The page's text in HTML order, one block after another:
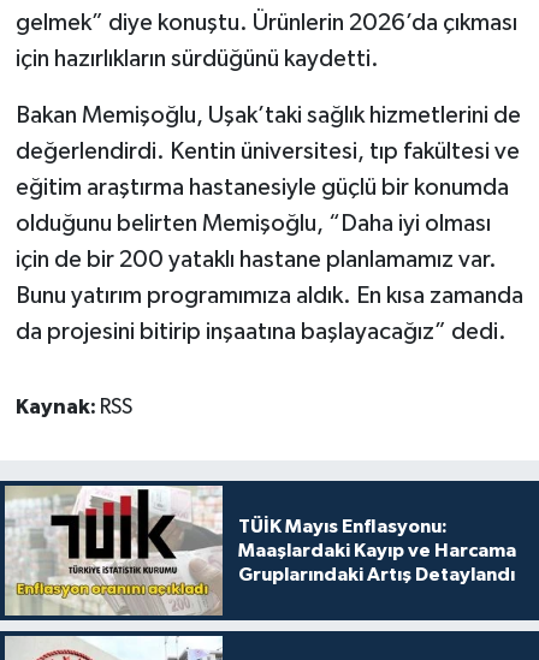
gelmek” diye konuştu. Ürünlerin 2026’da çıkması
için hazırlıkların sürdüğünü kaydetti.
Bakan Memişoğlu, Uşak’taki sağlık hizmetlerini de
değerlendirdi. Kentin üniversitesi, tıp fakültesi ve
eğitim araştırma hastanesiyle güçlü bir konumda
olduğunu belirten Memişoğlu, “Daha iyi olması
için de bir 200 yataklı hastane planlamamız var.
Bunu yatırım programımıza aldık. En kısa zamanda
da projesini bitirip inşaatına başlayacağız” dedi.
Kaynak: RSS
TÜİK Mayıs Enflasyonu:
Maaşlardaki Kayıp ve Harcama
Gruplarındaki Artış Detaylandı